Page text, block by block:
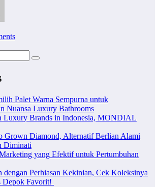
Palet Warna Sempurna untuk
Nuansa Luxury Bathrooms
Luxury Brands in Indonesia, MONDIAL
Grown Diamond, Alternatif Berlian Alami
Diminati
yang Efektif untuk Pertumbuhan
dengan Perhiasan Kekinian, Cek Koleksinya
Depok Favorit!